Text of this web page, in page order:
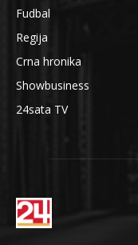
Fudbal
Regija
Crna hronika
Showbusiness
24sata TV